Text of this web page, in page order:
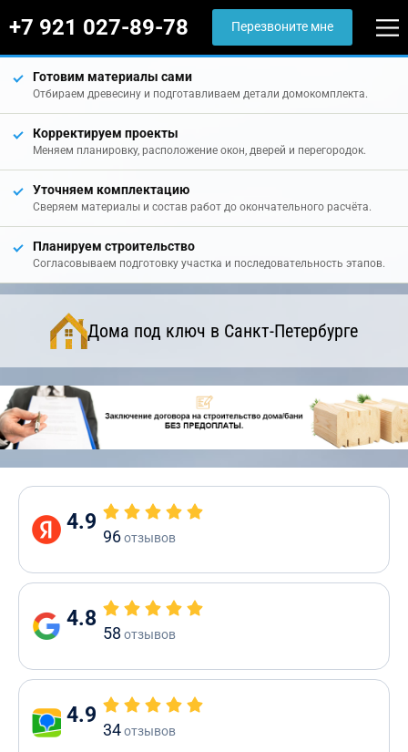
+7 921 027-89-78 Перезвоните мне
Готовим материалы сами
Отбираем древесину и подготавливаем детали домокомплекта.
Корректируем проекты
Меняем планировку, расположение окон, дверей и перегородок.
Уточняем комплектацию
Сверяем материалы и состав работ до окончательного расчёта.
Планируем строительство
Согласовываем подготовку участка и последовательность этапов.
Дома под ключ в Санкт-Петербурге
4.9
96отзывов
4.8
58 отзывов
4.9
34отзывов